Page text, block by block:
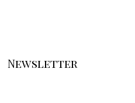
Newsletter